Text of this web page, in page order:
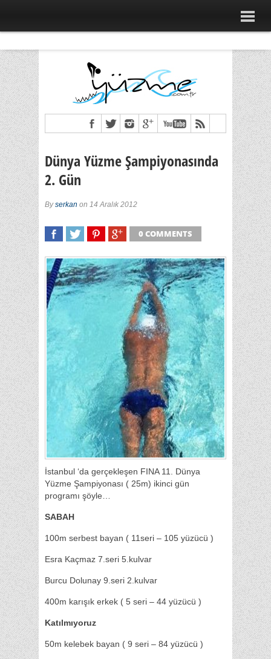
Dünya Yüzme Şampiyonasında
2. Gün
Byserkan on 14 Aralık 2012
0 COMMENTS
İstanbul ‘da gerçekleşen FINA 11. Dünya
Yüzme Şampiyonası ( 25m) ikinci gün
programı şöyle…
SABAH
100m serbest bayan ( 11seri – 105 yüzücü )
Esra Kaçmaz 7.seri 5.kulvar
Burcu Dolunay 9.seri 2.kulvar
400m karışık erkek ( 5 seri – 44 yüzücü )
Katılmıyoruz
50m kelebek bayan ( 9 seri – 84 yüzücü )